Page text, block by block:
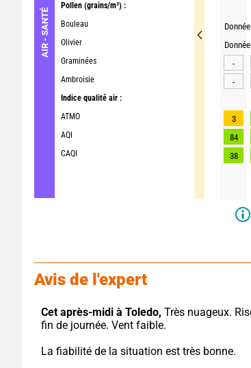
AIR - SANTÉ
Pollen (grains/m³) :
Bouleau
Olivier
Graminées
Ambroisie
Indice qualité air :
ATMO
AQI
CAQI
-
-
3
84
38
Avis de l'expert
Cet après-midi à Toledo, Très nuageux.
fin de journée. Vent faible.
La fiabilité de la situation est très bonne.